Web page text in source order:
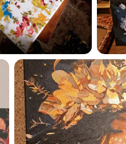
SAŅEMT -10%